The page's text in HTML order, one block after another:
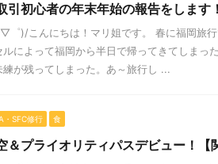
引初心者の年末年始の報告をします！
゜)/こんにちは！マリ姐です。 春に福岡旅
ルによって福岡から半日で帰ってきてしまっ
練が残ってしまった。あ～旅行し ...
・SFC修行 食
＆プライオリティパスデビュー！【